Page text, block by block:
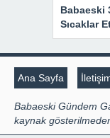
Babaeski
Sıcaklar
Ana Sayfa
Babaeski Gündem
kaynak